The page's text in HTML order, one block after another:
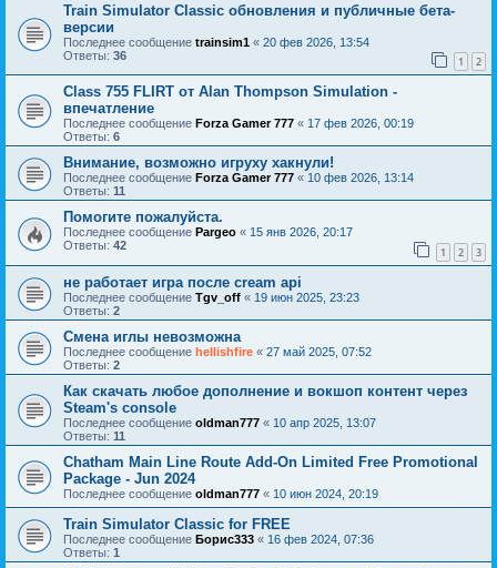
Train Simulator Classic обновления и публичные бета-
версии
Последнее сообщение trainsim1 « 20 фев 2026, 13:54
Ответы: 36 1 2
Class 755 FLIRT от Alan Thompson Simulation -
впечатление
Последнее сообщение Forza Gamer 777 « 17 фев 2026, 00:19
Ответы: 6
Внимание, возможно игруху хакнули!
Последнее сообщение Forza Gamer 777 « 10 фев 2026, 13:14
Ответы: 11
Помогите пожалуйста.
Последнее сообщение Pargeo « 15 янв 2026, 20:17
Ответы: 42 1 2 3
не работает игра после cream api
Последнее сообщение Tgv_off « 19 июн 2025, 23:23
Ответы: 2
Смена иглы невозможна
Последнее сообщение hellishfire « 27 май 2025, 07:52
Ответы: 2
Как скачать любое дополнение и вокшоп контент через
Steam's console
Последнее сообщение oldman777 « 10 апр 2025, 13:07
Ответы: 11
Chatham Main Line Route Add-On Limited Free Promotional
Package - Jun 2024
Последнее сообщение oldman777 « 10 июн 2024, 20:19
Train Simulator Classic for FREE
Последнее сообщение Борис333 « 16 фев 2024, 07:36
Ответы: 1